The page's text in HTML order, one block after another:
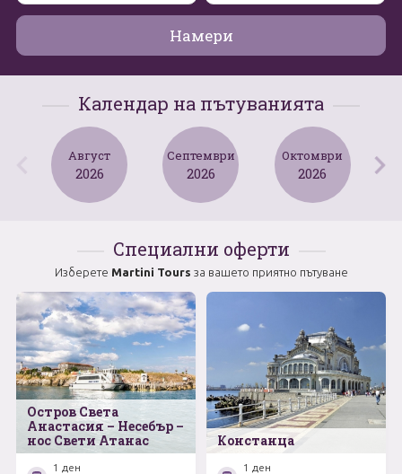
Август
Септември
Декември
Свържете се с нас
Намери
Календар на пътуванията
Август
2026
Септември
2026
Октомври
2026
Специални оферти
Изберете Martini Tours за вашето приятно пътуване
Остров Света
Анастасия – Несебър –
нос Свети Атанас
1 ден
Констанца
1 ден